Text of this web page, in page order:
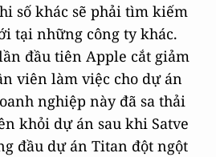
số khác sẽ phải tìm kiếm
tại những công ty khác.
đầu tiên Apple cắt giảm
viên làm việc cho dự án
nghiệp này đã sa thải
khỏi dự án sau khi Satve
đầu dự án Titan đột ngột